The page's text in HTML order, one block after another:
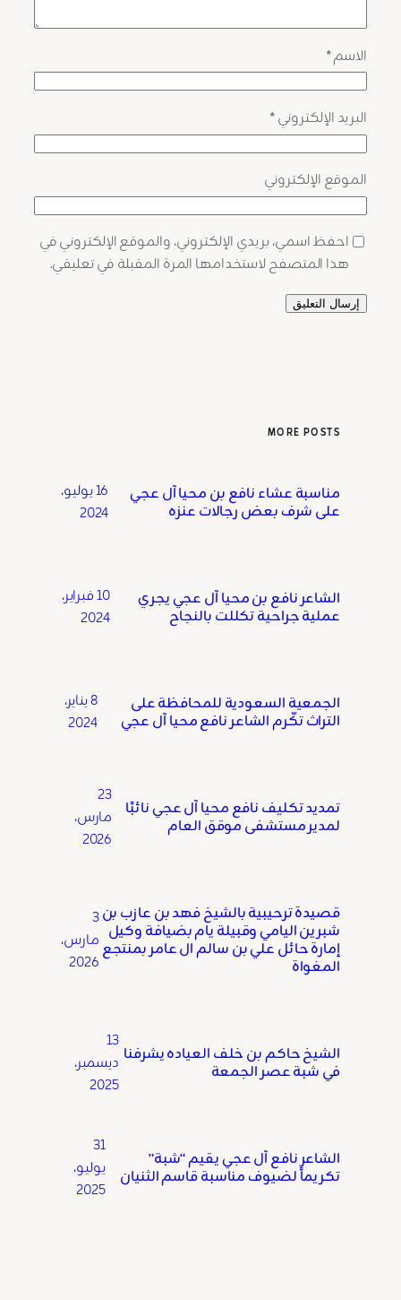
الاسم*
البريد الإلكتروني*
الموقع الإلكتروني
احفظ اسمي، بريدي الإلكتروني، والموقع الإلكتروني في
هذا المتصفح لاستخدامها المرة المقبلة في تعليقي.
MORE POSTS
مناسبة عشاء نافع بن محيا آل عجي
على شرف بعض رجالات عنزه
16 يوليو،
2024
الشاعر نافع بن محيا آل عجي يجري
عملية جراحية تكللت بالنجاح
10 فبراير،
2024
الجمعية السعودية للمحافظة على
التراث تكّرم الشاعر نافع محيا آل عجي
8 يناير،
2024
تمديد تكليف نافع محيا آل عجي نائبًا
لمدير مستشفى موقق العام
23
مارس،
2026
قصيدة ترحيبية بالشيخ فهد بن عازب بن
شبرين اليامي وقبيلة يام بضيافة وكيل
إمارة حائل علي بن سالم ال عامر بمنتجع
المغواة
3
مارس،
2026
الشيخ حاكم بن خلف العياده يشرفنا
في شبة عصر الجمعة
13
ديسمبر،
2025
الشاعر نافع آل عجي يقيم “شبة”
تكريماً لضيوف مناسبة قاسم الثنيان
31
يوليو،
2025